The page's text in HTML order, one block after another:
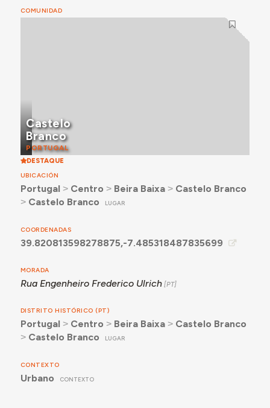
COMUNIDAD
Castelo
Branco
PORTUGAL
DESTAQUE
UBICACIÓN
Portugal ˃ Centro ˃ Beira Baixa˃ Castelo Branco
˃ Castelo Branco LUGAR
COORDENADAS
39.820813598278875,-7.485318487835699
MORADA
Rua Engenheiro Frederico Ulrich
DISTRITO HISTÓRICO (PT)
Portugal ˃ Centro ˃ Beira Baixa˃ Castelo Branco
˃ Castelo Branco LUGAR
CONTEXTO
Urbano CONTEXTO